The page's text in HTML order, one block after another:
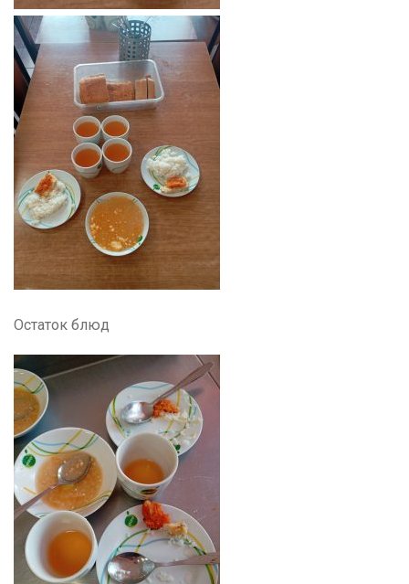
Остаток блюд